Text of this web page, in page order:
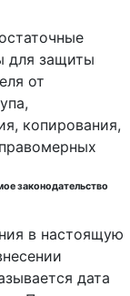
для защиты
от
копирования,
законодательство
в настоящую
дата